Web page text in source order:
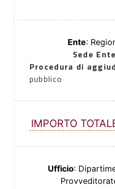
Ente:
Sede Ente
Procedura di
pubblico
IMPORTO
Ufficio: